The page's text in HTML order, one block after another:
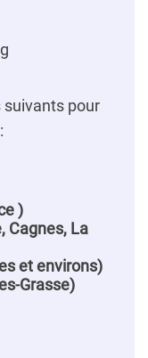
suivants pour
)
Cagnes, La
et environs)
Grasse)